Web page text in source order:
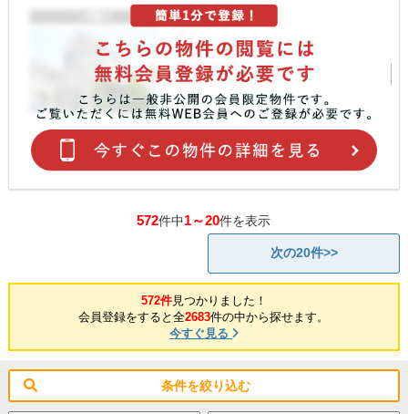
572件中1～20件を表示
次の20件>>
572件見つかりました！
会員登録をすると全2683件の中から探せます。
今すぐ見る
条件を絞り込む